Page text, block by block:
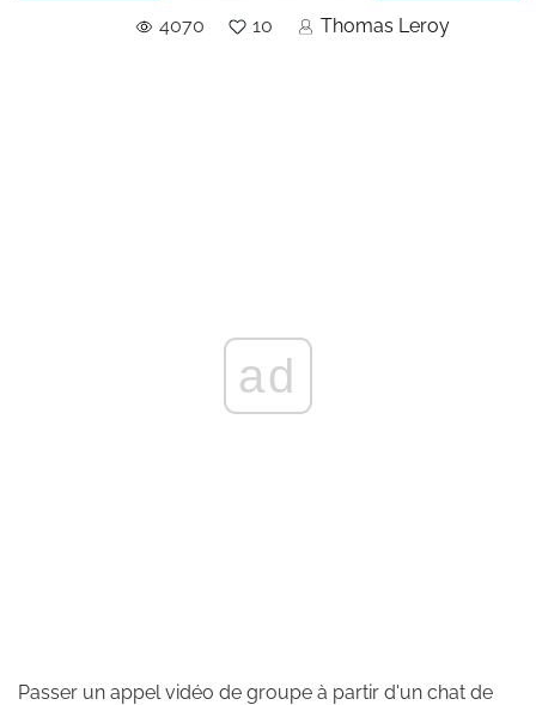
4070 10 Thomas Leroy
ad
Passer un appel vidéo de groupe à partir d'un chat de